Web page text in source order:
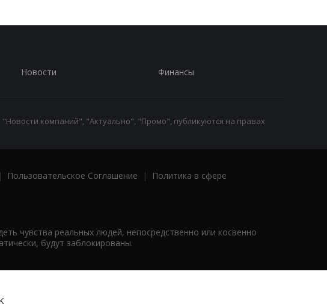
Новости Финансы
компаний", "Актуально", "Промо", публикуются на правах
Пользовательское Соглашение |
Политика в сфере
чувства реальных людей, непосредственно или косвенно
будут заблокированы.